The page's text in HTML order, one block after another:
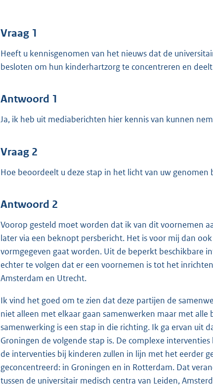
Vraag 1
Heeft u kennisgenomen van het nieuws dat de
besloten om hun kinderhartzorg te concentreren en deelt
Antwoord 1
Ja, ik heb uit mediaberichten hier kennis van kunnen
Vraag 2
Hoe beoordeelt u deze stap in het licht van uw genomen
Antwoord 2
Voorop gesteld moet worden dat ik van dit voornemen
later via een beknopt persbericht. Het is voor mij dan
vormgegeven gaat worden. Uit de beperkt
echter te volgen dat er een voornemen is tot het
Amsterdam en Utrecht.
Ik vind het goed om te zien dat deze partijen de
niet alleen met elkaar gaan samenwerken maar met
samenwerking is een stap in die richting. Ik ga ervan uit
Groningen de volgende stap is. De complexe
de interventies bij kinderen zullen in lijn met het eerder
geconcentreerd: in Groningen en in Rotterdam. Dat
tussen de universitair medisch centra van Leiden,